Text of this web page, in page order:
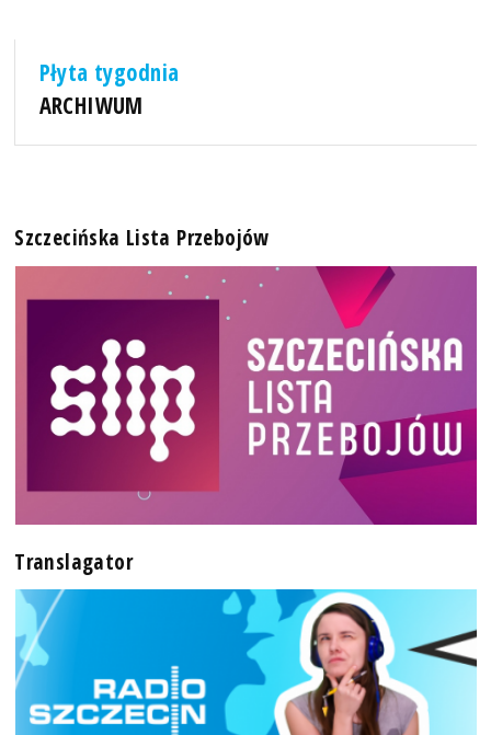
Płyta tygodnia
ARCHIWUM
Szczecińska Lista Przebojów
Translagator